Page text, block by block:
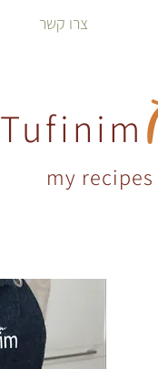
צרו קשר
Tufinim
my recipes